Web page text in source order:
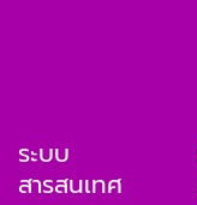
ระบบ
สารสนเทศ